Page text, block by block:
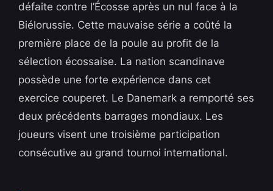
défaite contre l’Écosse après un nul face à la
Biélorussie. Cette mauvaise série a coûté la
première place de la poule au profit de la
sélection écossaise. La nation scandinave
possède une forte expérience dans cet
exercice couperet. Le Danemark a remporté ses
deux précédents barrages mondiaux. Les
joueurs visent une troisième participation
consécutive au grand tournoi international.